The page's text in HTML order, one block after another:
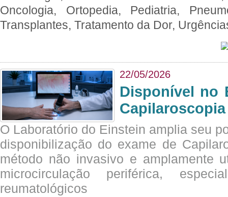
Oncologia, Ortopedia, Pediatria,
Transplantes, Tratamento da Dor,
22/05/2026
Disponível no
O Laboratório do Einstein amplia seu
disponibilização do exame de
método não invasivo e amplamente
microcirculação periférica,
reumatológicos